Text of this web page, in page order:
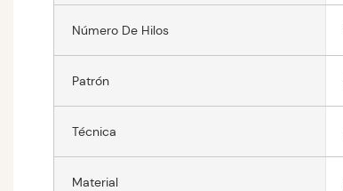
Número De Hilos
Patrón
Técnica
Material